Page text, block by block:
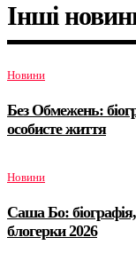
Інші
Новини
Без Обмежень:
особисте життя
Новини
Саша Бо: біографія,
блогерки 2026